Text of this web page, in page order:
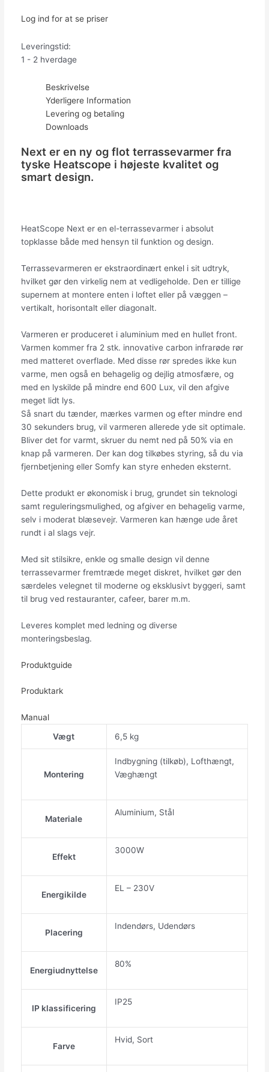
Log ind for at se priser
Leveringstid:
1 - 2 hverdage
Beskrivelse
Yderligere Information
Levering og betaling
Downloads
Next er en ny og flot terrassevarmer fra
tyske Heatscope i højeste kvalitet og
smart design.
HeatScope Next er en el-terrassevarmer i absolut
topklasse både med hensyn til funktion og design.
Terrassevarmeren er ekstraordinært enkel i sit udtryk,
hvilket gør den virkelig nem at vedligeholde. Den er tillige
supernem at montere enten i loftet eller på væggen –
vertikalt, horisontalt eller diagonalt.
Varmeren er produceret i aluminium med en hullet front.
Varmen kommer fra 2 stk. innovative carbon infrarøde rør
med matteret overflade. Med disse rør spredes ikke kun
varme, men også en behagelig og dejlig atmosfære, og
med en lyskilde på mindre end 600 Lux, vil den afgive
meget lidt lys.
Så snart du tænder, mærkes varmen og efter mindre end
30 sekunders brug, vil varmeren allerede yde sit optimale.
Bliver det for varmt, skruer du nemt ned på 50% via en
knap på varmeren. Der kan dog tilkøbes styring, så du via
fjernbetjening eller Somfy kan styre enheden eksternt.
Dette produkt er økonomisk i brug, grundet sin teknologi
samt reguleringsmulighed, og afgiver en behagelig varme,
selv i moderat blæsevejr. Varmeren kan hænge ude året
rundt i al slags vejr.
Med sit stilsikre, enkle og smalle design vil denne
terrassevarmer fremtræde meget diskret, hvilket gør den
særdeles velegnet til moderne og eksklusivt byggeri, samt
til brug ved restauranter, cafeer, barer m.m.
Leveres komplet med ledning og diverse
monteringsbeslag.
Produktguide
Produktark
Manual
Vægt
6,5 kg
Montering
Indbygning (tilkøb), Lofthængt,
Væghængt
Materiale
Aluminium, Stål
Effekt
3000W
Energikilde
EL – 230V
Placering
Indendørs, Udendørs
Energiudnyttelse
80%
IP klassificering
IP25
Farve
Hvid, Sort